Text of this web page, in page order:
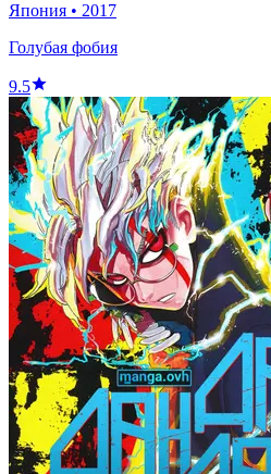
Япония • 2017
Голубая фобия
9.5